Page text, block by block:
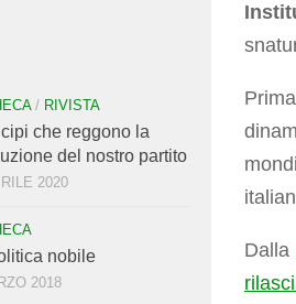
Dalla
/ RIVISTA
che reggono la
del nostro partito
2020
nobile
2018